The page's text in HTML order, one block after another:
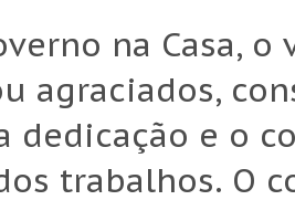
na Casa, o
agraciados,
dedicação e o
trabalhos. O